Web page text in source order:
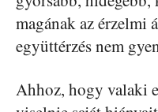
magának az érzelmi
együttérzés nem
Ahhoz, hogy valaki